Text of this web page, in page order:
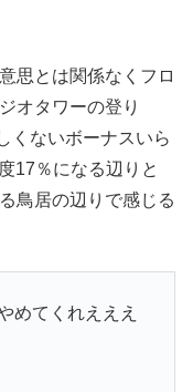
思とは関係なくフロ
オタワーの登り
くないボーナスいら
17％になる辺りと
鳥居の辺りで感じる
めてくれえええ